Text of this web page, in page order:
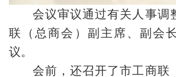
会议审议通过有关人事调
联（总商会）副主席、副会
议。
会前，还召开了市工商联